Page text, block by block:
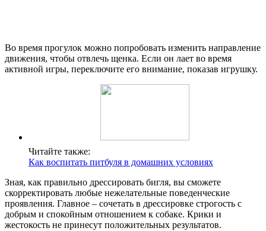
Во время прогулок можно попробовать изменить направление
движения, чтобы отвлечь щенка. Если он лает во время
активной игры, переключите его внимание, показав игрушку.
Читайте также:
Как воспитать питбуля в домашних условиях
Зная, как правильно дрессировать бигля, вы сможете
скорректировать любые нежелательные поведенческие
проявления. Главное – сочетать в дрессировке строгость с
добрым и спокойным отношением к собаке. Крики и
жестокость не принесут положительных результатов.